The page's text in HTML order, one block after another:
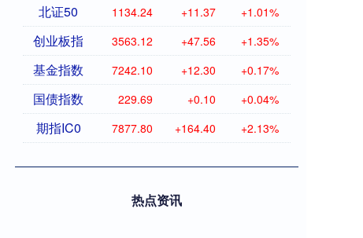
北证50 1134.24 +11.37 +1.01%
创业板指 3563.12 +47.56 +1.35%
基金指数 7242.10 +12.30 +0.17%
国债指数 229.69 +0.10 +0.04%
期指IC0 7877.80 +164.40 +2.13%
热点资讯